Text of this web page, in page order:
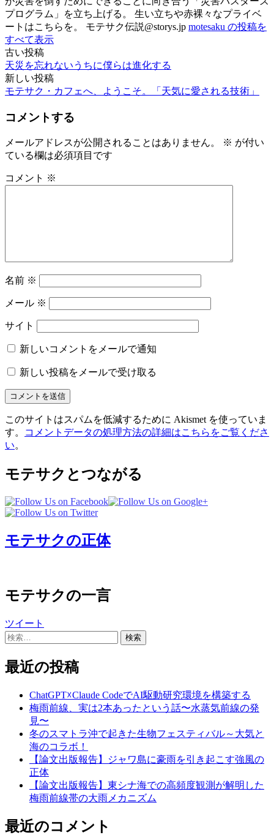
プログラム」を立ち上げる。 生い立ちや赤裸々なプライベ
ートはこちらを。 モテサク伝説@storys.jp motesaku の投稿を
すべて表示
投
稿
ナ
ビ
ー
シ
古い投稿
天災を忘れないうちに僕らは進化する
新しい投稿
モテサク・カフェへ、ようこそ。「天気に愛される技術」
コメントする
メールアドレスが公開されることはありません。 ※ が付い
ている欄は必須項目です
コメント ※
名前 ※
メール ※
サイト
新しいコメントをメールで通知
新しい投稿をメールで受け取る
このサイトはスパムを低減するために Akismet を使っていま
す。
コメントデータの処理方法の詳細はこちらをご覧くださ
い。
モテサクとつながる
モテサクの正体
モテサクの一言
ツイート
検
最近の投稿
ChatGPT☓Claude CodeでAI駆動研究環境を構築する
梅雨前線、実は2本あったという話〜水蒸気前線の発
見〜
冬のスマトラ沖で起きた生物フェスティバル～大気と
海のコラボ！
【論文出版報告】ジャワ島に豪雨を引き起こす強風の
正体
【論文出版報告】東シナ海での高頻度観測が解明した
梅雨前線帯の大雨メカニズム
最近のコメント